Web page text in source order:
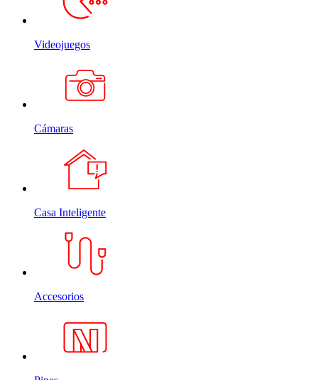
Videojuegos
Cámaras
Casa Inteligente
Accesorios